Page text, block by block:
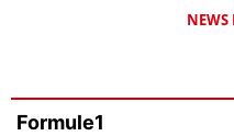
NEWS
Formule1